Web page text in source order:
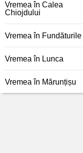
Vremea în Calea
Chiojdului
Vremea în Fundăturile
Vremea în Lunca
Vremea în Mărunțișu